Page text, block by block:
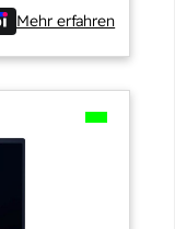
Mehr erfahren